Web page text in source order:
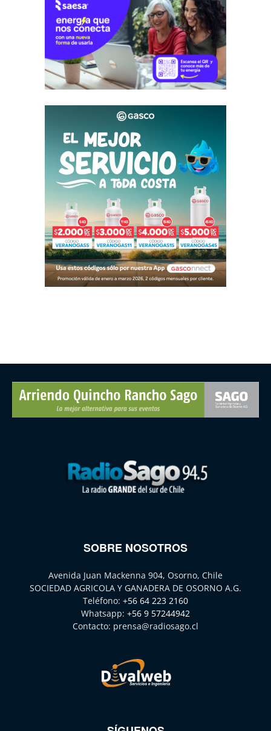
SOBRE NOSOTROS
Avenida Juan Mackenna 904, Osorno, Chile
SOCIEDAD AGRICOLA Y GANADERA DE OSORNO A.G.
Teléfono: +56 64 223 2160
Whatsapp: +56 9 57244942
Contacto: prensa@radiosago.cl